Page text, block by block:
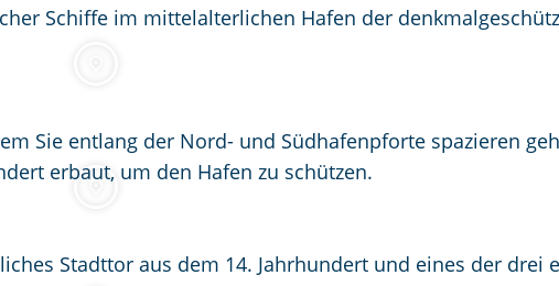
Schiffe im mittelalterlichen Hafen der
Sie entlang der Nord- und Südhafenpforte spazieren
erbaut, um den Hafen zu schützen.
Stadttor aus dem 14. Jahrhundert und eines der drei